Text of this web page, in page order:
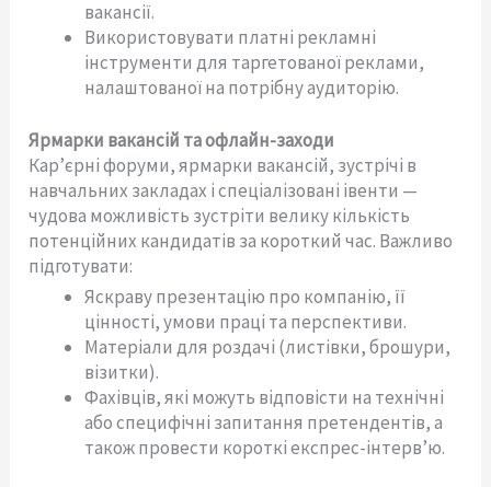
вакансії.
Використовувати платні рекламні
інструменти для таргетованої реклами,
налаштованої на потрібну аудиторію.
Ярмарки вакансій та офлайн-заходи
Кар’єрні форуми, ярмарки вакансій, зустрічі в
навчальних закладах і спеціалізовані івенти —
чудова можливість зустріти велику кількість
потенційних кандидатів за короткий час. Важливо
підготувати:
Яскраву презентацію про компанію, її
цінності, умови праці та перспективи.
Матеріали для роздачі (листівки, брошури,
візитки).
Фахівців, які можуть відповісти на технічні
або специфічні запитання претендентів, а
також провести короткі експрес-інтерв’ю.